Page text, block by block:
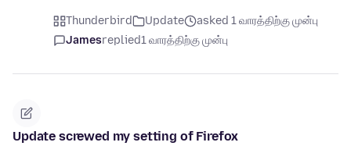
Thunderbird Update
asked 1 வாரத்திற்கு முன்பு
Jamesreplied1 வாரத்திற்கு முன்பு
Update screwed my setting of Firefox